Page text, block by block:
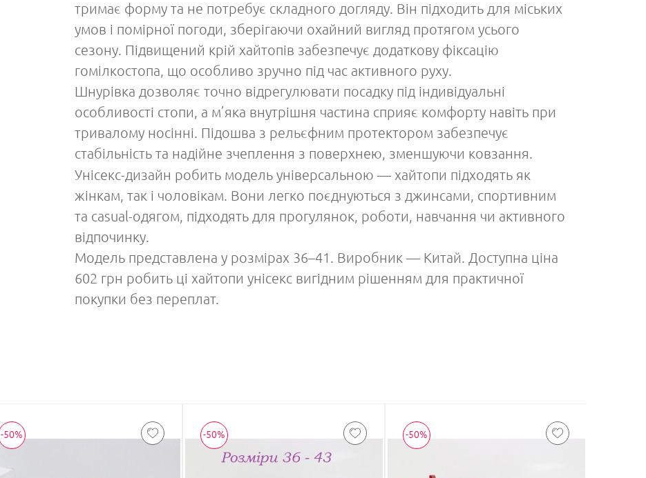
тримає форму та не потребує складного догляду. Він підходить для міських
умов і помірної погоди, зберігаючи охайний вигляд протягом усього
сезону. Підвищений крій хайтопів забезпечує додаткову фіксацію
гомілкостопа, що особливо зручно під час активного руху.
Шнурівка дозволяє точно відрегулювати посадку під індивідуальні
особливості стопи, а м’яка внутрішня частина сприяє комфорту навіть при
тривалому носінні. Підошва з рельєфним протектором забезпечує
стабільність та надійне зчеплення з поверхнею, зменшуючи ковзання.
Унісекс-дизайн робить модель універсальною — хайтопи підходять як
жінкам, так і чоловікам. Вони легко поєднуються з джинсами, спортивним
та casual-одягом, підходять для прогулянок, роботи, навчання чи активного
відпочинку.
Модель представлена у розмірах 36–41. Виробник — Китай. Доступна ціна
602 грн робить ці хайтопи унісекс вигідним рішенням для практичної
покупки без переплат.
-50% -50% -50%